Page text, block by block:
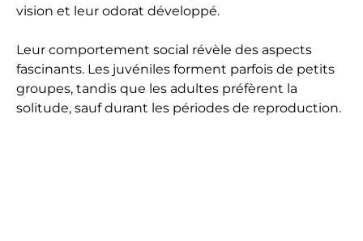
vision et leur odorat développé.
Leur comportement social révèle des aspects
fascinants. Les juvéniles forment parfois de petits
groupes, tandis que les adultes préfèrent la
solitude, sauf durant les périodes de reproduction.